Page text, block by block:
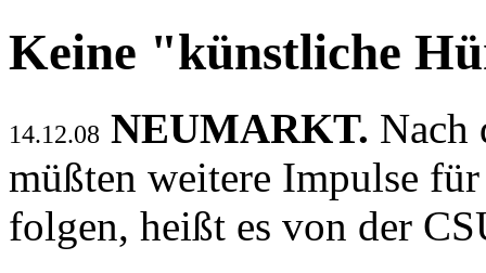
Keine "künstliche
14.12.08 NEUMARKT. Nach
müßten weitere Impulse
folgen, heißt es von der